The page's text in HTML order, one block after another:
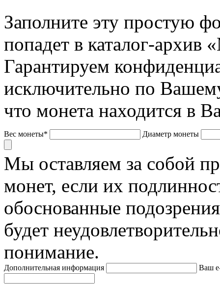
Заполните эту простую
попадет в каталог-архив
Гарантируем
исключительно по
что монета находится в
Вес монеты* Диаметр монеты
Мы оставляем за собой
монет, если их
обоснованные
будет
понимание.
Дополнительная информация Ваш